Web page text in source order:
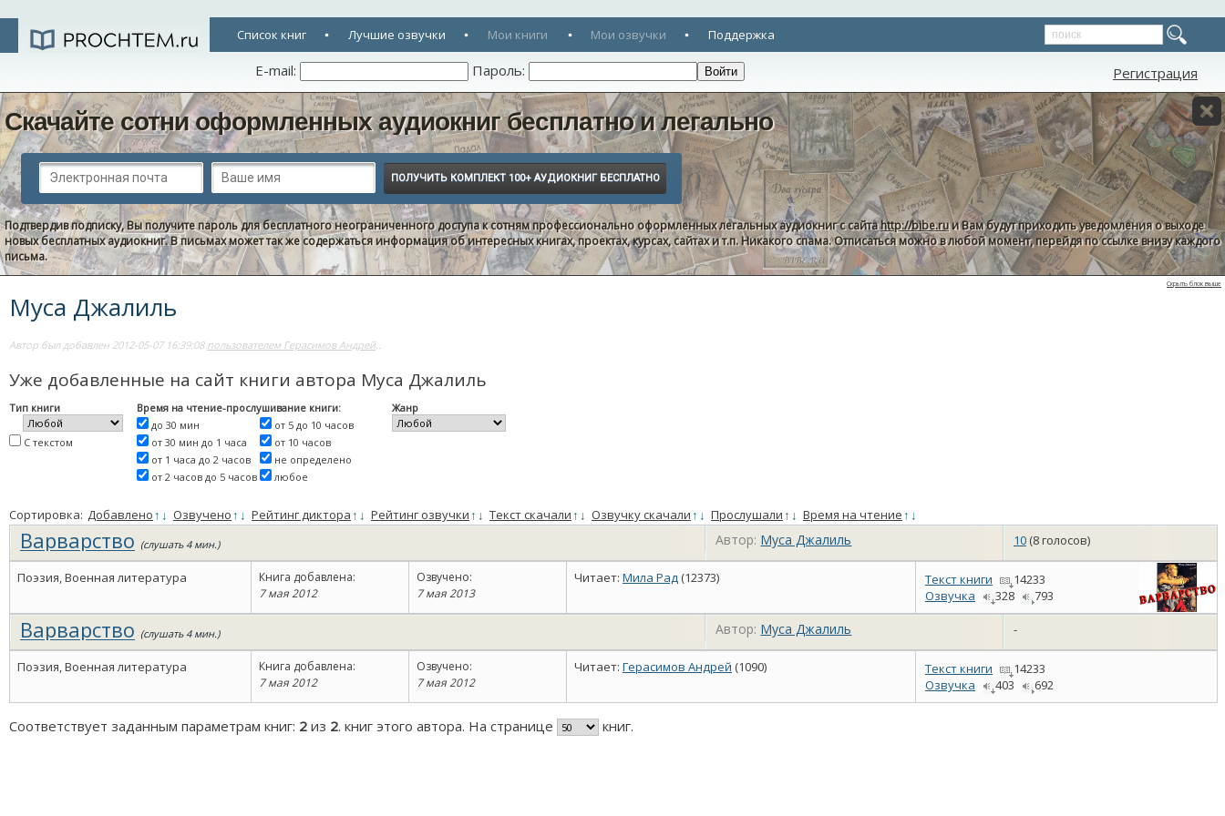
Список книг Лучшие озвучки Мои книги Мои озвучки Поддержка
E-mail: Пароль: Регистрация
Скачайте сотни оформленных аудиокниг бесплатно и легально
Подтвердив подписку, Вы получите пароль для бесплатного неограниченного доступа к сотням профессионально оформленных легальных аудиокниг с сайтаhttp://bibe.ruи Вам будут приходить уведомления о выходе
новых бесплатных аудиокниг. В письмах может так же содержаться информация об интересных книгах, проектах, курсах, сайтах и т.п. Никакого спама. Отписаться можно в любой момент, перейдя по ссылке внизу каждого
письма.
Скрыть блок выше
Муса Джалиль
Автор был добавлен 2012-05-07 16:39:08 пользователем Герасимов Андрей..
Уже добавленные на сайт книги автора Муса Джалиль
Тип книги
С текстом
Время на чтение-прослушивание книги:
до 30 мин
от 30 мин до 1 часа
от 1 часа до 2 часов
от 2 часов до 5 часов
от 5 до 10 часов
от 10 часов
не определено
любое
Жанр
Сортировка: Добавлено↑ ↓ Озвучено↑ ↓ Рейтинг диктора↑ ↓ Рейтинг озвучки↑ ↓ Текст скачали↑ ↓ Озвучку скачали↑ ↓ Прослушали↑ ↓ Время на чтение↑ ↓
Варварство (слушать 4 мин.) Автор: Муса Джалиль 10(8 голосов)
Поэзия, Военная литература
Книга добавлена:
7 мая 2012
Озвучено:
7 мая 2013
Читает: Мила Рад (12373) Текст книги
14233
Озвучка
328 793
Варварство (слушать 4 мин.) Автор: Муса Джалиль -
Поэзия, Военная литература
Книга добавлена:
7 мая 2012
Озвучено:
7 мая 2012
Читает: Герасимов Андрей (1090) Текст книги
14233
Озвучка
403 692
Соответствует заданным параметрам книг: 2 из 2. книг этого автора. На странице книг.